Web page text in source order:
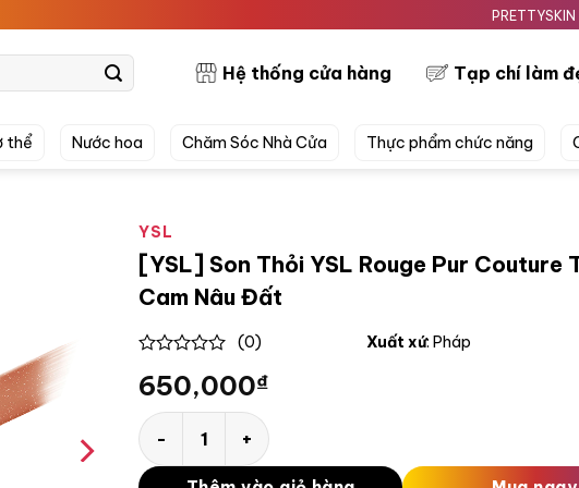
PRETTYSKIN MỸ
Hệ thống cửa hàng Tạp chí làm
thể Nước hoa Chăm Sóc Nhà Cửa Thực phẩm chức năng
YSL
[YSL] Son Thỏi YSL Rouge Pur Couture
Cam Nâu Đất
out
5
(0) Xuất xứ: Pháp
650,000₫
[YSL] Son Thỏi YSL Rouge Pur Couture The Slim